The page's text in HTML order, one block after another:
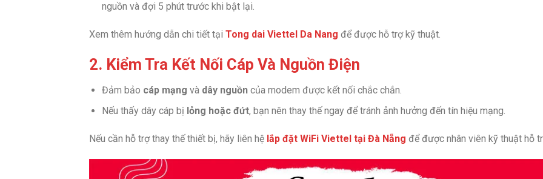
nguồn và đợi 5 phút trước khi bật lại.
Xem thêm hướng dẫn chi tiết tại Tong dai Viettel Da Nang để được hỗ trợ kỹ thuật.
2. Kiểm Tra Kết Nối Cáp Và Nguồn Điện
Đảm bảo cáp mạng và dây nguồncủa modem được kết nối chắc chắn.
Nếu thấy dây cáp bị lỏng hoặc đứt, bạn nên thay thế ngay để tránh ảnh hưởng đến tín hiệu mạng.
Nếu cần hỗ trợ thay thế thiết bị, hãy liên hệ lắp đặt WiFi Viettel tại Đà Nẵng để được nhân viên kỹ thuật hỗ